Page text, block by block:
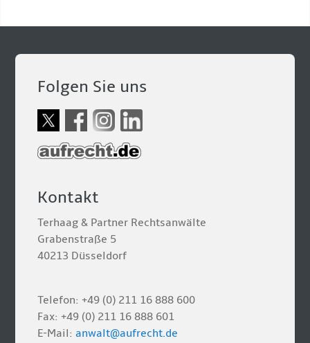
Folgen Sie uns
Kontakt
Terhaag & Partner Rechtsanwälte
Grabenstraße 5
40213 Düsseldorf
Telefon: +49 (0) 211 16 888 600
Fax: +49 (0) 211 16 888 601
E-Mail:anwalt@aufrecht.de